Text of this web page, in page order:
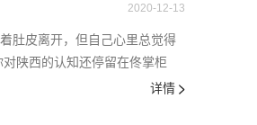
2020-12-13
肚皮离开，但自己心里总觉得
陕西的认知还停留在佟掌柜
详情